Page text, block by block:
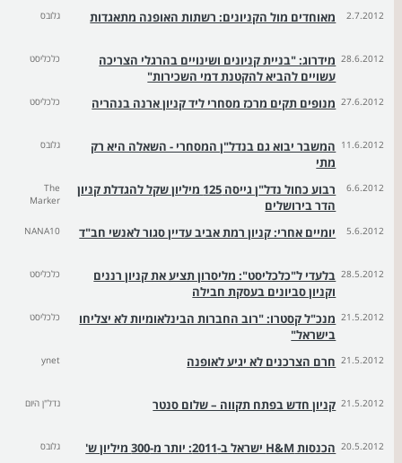
2.7.2012 מאוחדים מול הקניונים: רשתות האופנה מתאגדות גלובס
28.6.2012 מידרוג: "בניית קניונים ושינויים בהרגלי הצריכה
עשויים להביא להקטנת דמי השכירות"
כלכליסט
27.6.2012 מנופים תקים מרכז מסחרי ליד קניון ארנה בנהריה כלכליסט
11.6.2012 המשבר יבוא גם בנדל"ן המסחרי - השאלה היא רק
מתי
גלובס
6.6.2012
רבוע כחול נדל"ן גייסה 125 מיליון שקל להגדלת קניון
הדר בירושלים
The
Marker
5.6.2012 יומיים אחרי: קניון רמת אביב עדיין סגור לאנשי חב"ד NANA10
28.5.2012 בלעדי ל"כלכליסט": מליסרון תציע את קניון רננים
וקניון סביונים בעסקת חבילה
כלכליסט
21.5.2012 מנכ"ל קסטרו: "רוב החברות הבינלאומיות לא יצליחו
בישראל"
כלכליסט
21.5.2012 חרם הצרכנים לא יגיע לאופנה ynet
21.5.2012 קניון חדש בפתח תקווה – שלום סנטר נדל"ן היום
20.5.2012 הכנסות H&M ישראל ב-2011: יותר מ-300 מיליון ש' גלובס